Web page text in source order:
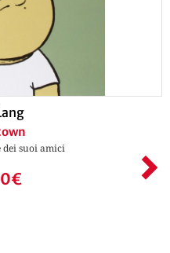
dei suoi amici
€